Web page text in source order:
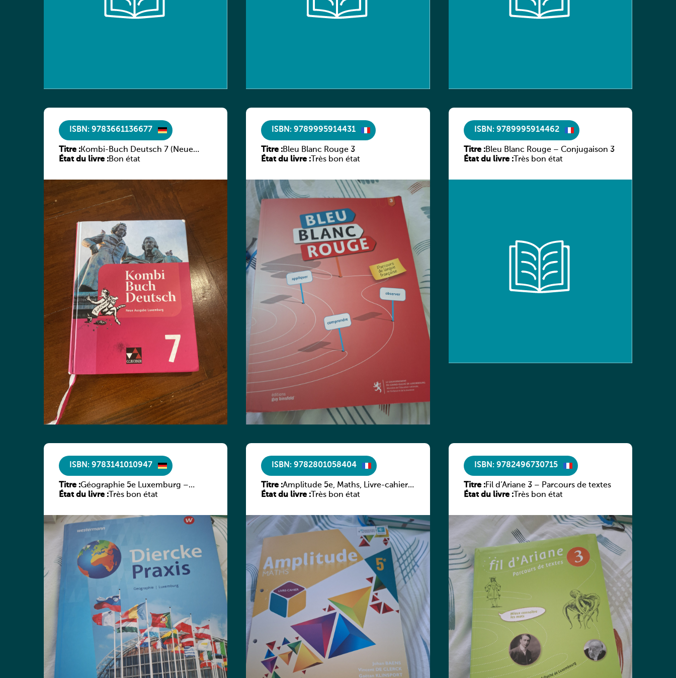
ISBN: 9783661136677
Titre :Kombi-Buch Deutsch 7 (Neue
Ausgabe Luxemburg)
État du livre :Bon état
ISBN: 9789995914431
Titre :Bleu Blanc Rouge 3
État du livre : Très bon état
ISBN: 9789995914462
Titre :Bleu Blanc Rouge – Conjugaison 3
État du livre :Très bon état
ISBN: 9783141010947
Titre :Géographie 5e Luxemburg –
Diercke Praxis
État du livre : Très bon état
ISBN: 9782801058404
Titre :Amplitude 5e, Maths, Livre-cahier,
version luxembourgeoise
État du livre : Très bon état
ISBN: 9782496730715
Titre :Fil d’Ariane 3 – Parcours de textes
État du livre :Très bon état